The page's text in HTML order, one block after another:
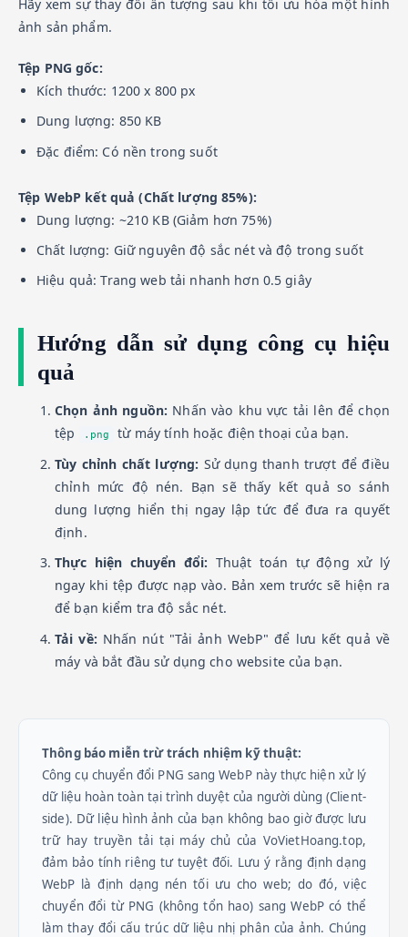
Hãy xem sự thay đổi ấn tượng sau khi tối ưu hóa một hình
ảnh sản phẩm.
Tệp PNG gốc:
Kích thước: 1200 x 800 px
Dung lượng: 850 KB
Đặc điểm: Có nền trong suốt
Tệp WebP kết quả (Chất lượng 85%):
Dung lượng: ~210 KB (Giảm hơn 75%)
Chất lượng: Giữ nguyên độ sắc nét và độ trong suốt
Hiệu quả: Trang web tải nhanh hơn 0.5 giây
Hướng dẫn sử dụng công cụ hiệu
quả
Chọn ảnh nguồn: Nhấn vào khu vực tải lên để chọn
tệp
.png
từ máy tính hoặc điện thoại của bạn.
Tùy chỉnh chất lượng: Sử dụng thanh trượt để điều
chỉnh mức độ nén. Bạn sẽ thấy kết quả so sánh
dung lượng hiển thị ngay lập tức để đưa ra quyết
định.
Thực hiện chuyển đổi: Thuật toán tự động xử lý
ngay khi tệp được nạp vào. Bản xem trước sẽ hiện ra
để bạn kiểm tra độ sắc nét.
Tải về: Nhấn nút "Tải ảnh WebP" để lưu kết quả về
máy và bắt đầu sử dụng cho website của bạn.
Thông báo miễn trừ trách nhiệm kỹ thuật:
Công cụ chuyển đổi PNG sang WebP này thực hiện xử lý
dữ liệu hoàn toàn tại trình duyệt của người dùng (Client-
side). Dữ liệu hình ảnh của bạn không bao giờ được lưu
trữ hay truyền tải tại máy chủ của VoVietHoang.top,
đảm bảo tính riêng tư tuyệt đối. Lưu ý rằng định dạng
WebP là định dạng nén tối ưu cho web; do đó, việc
chuyển đổi từ PNG (không tổn hao) sang WebP có thể
làm thay đổi cấu trúc dữ liệu nhị phân của ảnh. Chúng